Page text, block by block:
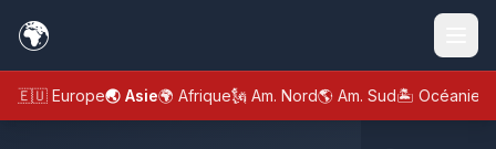
🌍
🇪🇺 Europe🌏 Asie🌍 Afrique🗽 Am. Nord🌎 Am. Sud🏝️ Océanie